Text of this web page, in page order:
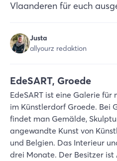
Vlaanderen für euch
Justa
allyourz redaktion
EdeSART, Groede
EdeSART ist eine Galerie
im Künstlerdorf Groede. Bei
findet man Gemälde,
angewandte Kunst von
und Belgien. Das Interieur
drei Monate. Der Besitzer